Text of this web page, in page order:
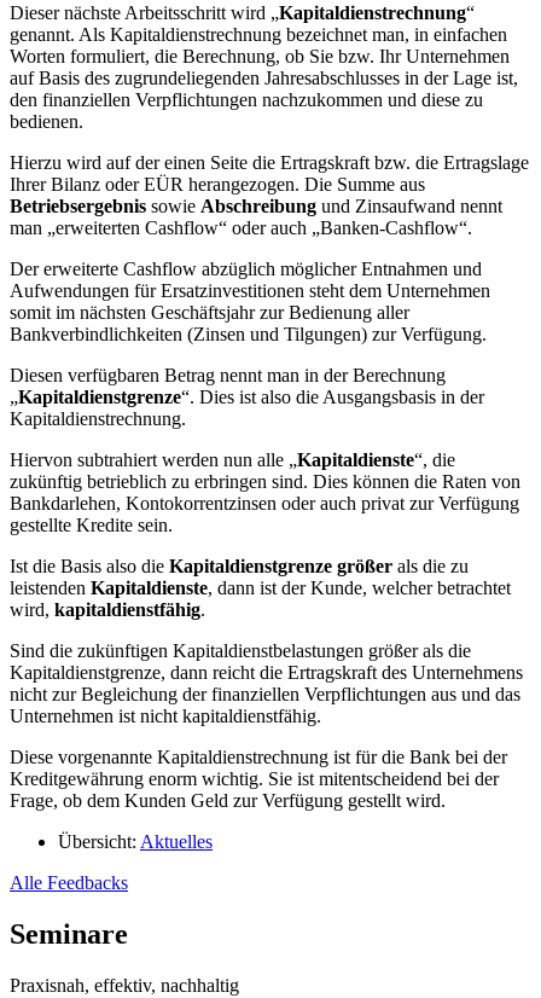
Dieser nächste Arbeitsschritt wird „Kapitaldienstrechnung“
genannt. Als Kapitaldienstrechnung bezeichnet man, in einfachen
Worten formuliert, die Berechnung, ob Sie bzw. Ihr Unternehmen
auf Basis des zugrundeliegenden Jahresabschlusses in der Lage ist,
den finanziellen Verpflichtungen nachzukommen und diese zu
bedienen.
Hierzu wird auf der einen Seite die Ertragskraft bzw. die Ertragslage
Ihrer Bilanz oder EÜR herangezogen. Die Summe aus
Betriebsergebnis sowie Abschreibung und Zinsaufwand nennt
man „erweiterten Cashflow“ oder auch „Banken-Cashflow“.
Der erweiterte Cashflow abzüglich möglicher Entnahmen und
Aufwendungen für Ersatzinvestitionen steht dem Unternehmen
somit im nächsten Geschäftsjahr zur Bedienung aller
Bankverbindlichkeiten (Zinsen und Tilgungen) zur Verfügung.
Diesen verfügbaren Betrag nennt man in der Berechnung
„Kapitaldienstgrenze“. Dies ist also die Ausgangsbasis in der
Kapitaldienstrechnung.
Hiervon subtrahiert werden nun alle „Kapitaldienste“, die
zukünftig betrieblich zu erbringen sind. Dies können die Raten von
Bankdarlehen, Kontokorrentzinsen oder auch privat zur Verfügung
gestellte Kredite sein.
Ist die Basis also die Kapitaldienstgrenze größer als die zu
leistenden Kapitaldienste, dann ist der Kunde, welcher betrachtet
wird, kapitaldienstfähig.
Sind die zukünftigen Kapitaldienstbelastungen größer als die
Kapitaldienstgrenze, dann reicht die Ertragskraft des Unternehmens
nicht zur Begleichung der finanziellen Verpflichtungen aus und das
Unternehmen ist nicht kapitaldienstfähig.
Diese vorgenannte Kapitaldienstrechnung ist für die Bank bei der
Kreditgewährung enorm wichtig. Sie ist mitentscheidend bei der
Frage, ob dem Kunden Geld zur Verfügung gestellt wird.
Übersicht: Aktuelles
Alle Feedbacks
Seminare
Praxisnah, effektiv, nachhaltig